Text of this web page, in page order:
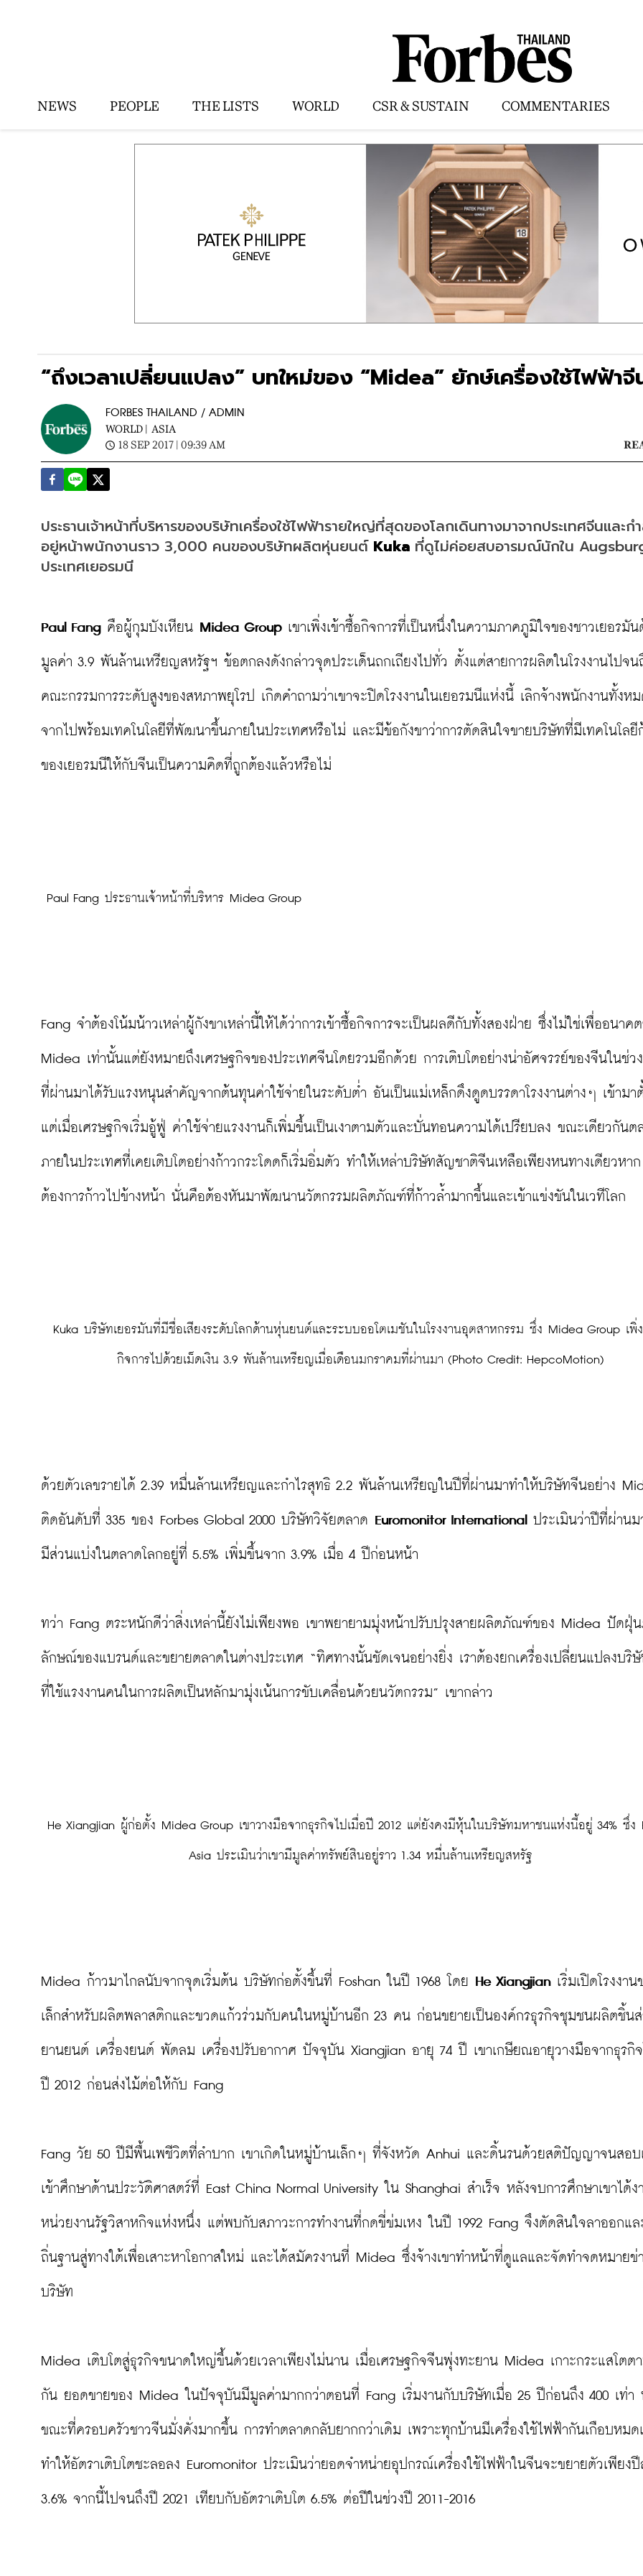
NEWS PEOPLE THE LISTS WORLD CSR & SUSTAIN COMMENTARIES
“ถึงเวลาเปลี่ยนแปลง” บทใหม่ของ “Midea” ยักษ์เครื่องใช้ไฟฟ้าจี
FORBES THAILAND / ADMIN
WORLD | ASIA
18 SEP 2017 | 09:39 AM
ประธานเจ้าหน้าที่บริหารของบริษัทเครื่องใช้ไฟฟ้ารายใหญ่ที่สุดของโลกเดินทางมาจากประเทศจีนและก
อยู่หน้าพนักงานราว 3,000 คนของบริษัทผลิตหุ่นยนต์ Kuka ที่ดูไม่ค่อยสบอารมณ์นักใน
ประเทศเยอรมนี
Paul Fang คือผู้กุมบังเหียน Midea Group เขาเพิ่งเข้าซื้อกิจการที่เป็นหนึ่งในความภาคภูมิใจของชาวเยอรมัน
มูลค่า 3.9 พันล้านเหรียญสหรัฐฯ ข้อตกลงดังกล่าวจุดประเด็นถกเถียงไปทั่ว ตั้งแต่สายการผลิตในโรงงานไปจน
คณะกรรมการระดับสูงของสหภาพยุโรป เกิดคำถามว่าเขาจะปิดโรงงานในเยอรมนีแห่งนี้ เลิกจ้างพนักงานทั้งห
จากไปพร้อมเทคโนโลยีที่พัฒนาขึ้นภายในประเทศหรือไม่ และมีข้อกังขาว่าการตัดสินใจขายบริษัทที่มีเทคโนโลยี
ของเยอรมนีให้กับจีนเป็นความคิดที่ถูกต้องแล้วหรือไม่
Paul Fang ประธานเจ้าหน้าที่บริหาร Midea Group
Fang จำต้องโน้มน้าวเหล่าผู้กังขาเหล่านี้ให้ได้ว่าการเข้าซื้อกิจการจะเป็นผลดีกับทั้งสองฝ่าย ซึ่งไม่ใช่เพื่ออนาค
Midea เท่านั้นแต่ยังหมายถึงเศรษฐกิจของประเทศจีนโดยรวมอีกด้วย การเติบโตอย่างน่าอัศจรรย์ของจีนในช่ว
ที่ผ่านมาได้รับแรงหนุนสำคัญจากต้นทุนค่าใช้จ่ายในระดับต่ำ อันเป็นแม่เหล็กดึงดูดบรรดาโรงงานต่างๆ เข้ามา
แต่เมื่อเศรษฐกิจเริ่มอู้ฟู่ ค่าใช้จ่ายแรงงานก็เพิ่มขึ้นเป็นเงาตามตัวและบั่นทอนความได้เปรียบลง ขณะเดียวกันต
ภายในประเทศที่เคยเติบโตอย่างก้าวกระโดดก็เริ่มอิ่มตัว ทำให้เหล่าบริษัทสัญชาติจีนเหลือเพียงหนทางเดียวหาก
ต้องการก้าวไปข้างหน้า นั่นคือต้องหันมาพัฒนานวัตกรรมผลิตภัณฑ์ที่ก้าวล้ำมากขึ้นและเข้าแข่งขันในเวทีโลก
กิจการไปด้วยเม็ดเงิน 3.9 พันล้านเหรียญเมื่อเดือนมกราคมที่ผ่านมา (Photo Credit: HepcoMotion)
ด้วยตัวเลขรายได้ 2.39 หมื่นล้านเหรียญและกำไรสุทธิ 2.2 พันล้านเหรียญในปีที่ผ่านมาทำให้บริษัทจีนอย่าง
ติดอันดับที่ 335 ของ Forbes Global 2000 บริษัทวิจัยตลาด Euromonitor International ประเมินว่าปีที่ผ่านม
มีส่วนแบ่งในตลาดโลกอยู่ที่ 5.5% เพิ่มขึ้นจาก 3.9% เมื่อ 4 ปีก่อนหน้า
ทว่า Fang ตระหนักดีว่าสิ่งเหล่านี้ยังไม่เพียงพอ เขาพยายามมุ่งหน้าปรับปรุงสายผลิตภัณฑ์ของ Midea ปัดฝุ่
ลักษณ์ของแบรนด์และขยายตลาดในต่างประเทศ “ทิศทางนั้นชัดเจนอย่างยิ่ง เราต้องยกเครื่องเปลี่ยนแปลงบริ
ที่ใช้แรงงานคนในการผลิตเป็นหลักมามุ่งเน้นการขับเคลื่อนด้วยนวัตกรรม” เขากล่าว
Asia ประเมินว่าเขามีมูลค่าทรัพย์สินอยู่ราว 1.34 หมื่นล้านเหรียญสหรัฐ
Midea ก้าวมาไกลนับจากจุดเริ่มต้น บริษัทก่อตั้งขึ้นที่ Foshan ในปี 1968 โดย He Xiangjian เริ่มเปิดโรงงาน
เล็กสำหรับผลิตพลาสติกและขวดแก้วร่วมกับคนในหมู่บ้านอีก 23 คน ก่อนขยายเป็นองค์กรธุรกิจชุมชนผลิตชิ้น
ยานยนต์ เครื่องยนต์ พัดลม เครื่องปรับอากาศ ปัจจุบัน Xiangjian อายุ 74 ปี เขาเกษียณอายุวางมือจากธุรกิจ
ปี 2012 ก่อนส่งไม้ต่อให้กับ Fang
Fang วัย 50 ปีมีพื้นเพชีวิตที่ลำบาก เขาเกิดในหมู่บ้านเล็กๆ ที่จังหวัด Anhui และดิ้นรนด้วยสติปัญญาจนสอบ
เข้าศึกษาด้านประวัติศาสตร์ที่ East China Normal University ใน Shanghai สำเร็จ หลังจบการศึกษาเขาได้ง
หน่วยงานรัฐวิสาหกิจแห่งหนึ่ง แต่พบกับสภาวะการทำงานที่กดขี่ข่มเหง ในปี 1992 Fang จึงตัดสินใจลาออกแล
ถิ่นฐานสู่ทางใต้เพื่อเสาะหาโอกาสใหม่ และได้สมัครงานที่ Midea ซึ่งจ้างเขาทำหน้าที่ดูแลและจัดทำจดหมายข่
บริษัท
Midea เติบโตสู่ธุรกิจขนาดใหญ่ขึ้นด้วยเวลาเพียงไม่นาน เมื่อเศรษฐกิจจีนพุ่งทะยาน Midea เกาะกระแสโตต
กัน ยอดขายของ Midea ในปัจจุบันมีมูลค่ามากกว่าตอนที่ Fang เริ่มงานกับบริษัทเมื่อ 25 ปีก่อนถึง 400 เท่า
ขณะที่ครอบครัวชาวจีนมั่งคั่งมากขึ้น การทำตลาดกลับยากกว่าเดิม เพราะทุกบ้านมีเครื่องใช้ไฟฟ้ากันเกือบหมด
ทำให้อัตราเติบโตชะลอลง Euromonitor ประเมินว่ายอดจำหน่ายอุปกรณ์เครื่องใช้ไฟฟ้าในจีนจะขยายตัวเพียงปี
3.6% จากนี้ไปจนถึงปี 2021 เทียบกับอัตราเติบโต 6.5% ต่อปีในช่วงปี 2011-2016